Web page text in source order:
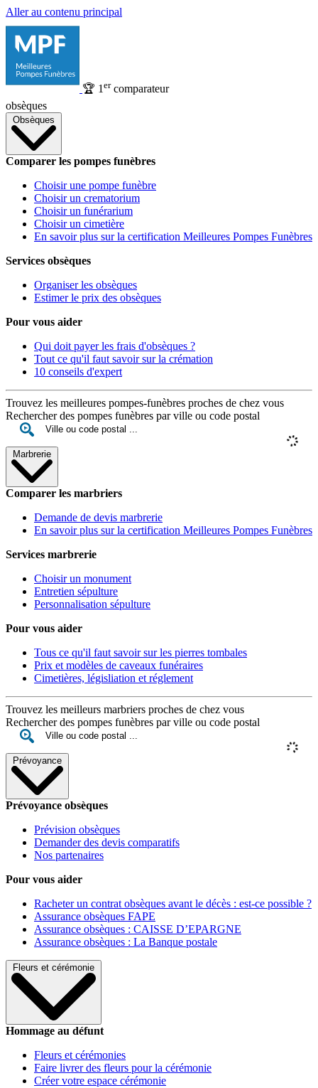
Aller au contenu principal
🏆 1 ercomparateur
obsèques
Obsèques
Comparer les pompes funèbres
Choisir une pompe funèbre
Choisir un crematorium
Choisir un funérarium
Choisir un cimetière
En savoir plus sur la certification Meilleures Pompes Funèbres
Services obsèques
Organiser les obsèques
Estimer le prix des obsèques
Pour vous aider
Qui doit payer les frais d'obsèques ?
Tout ce qu'il faut savoir sur la crémation
10 conseils d'expert
Trouvez les meilleures pompes-funèbres proches de chez vous
Rechercher des pompes funèbres par ville ou code postal
Marbrerie
Comparer les marbriers
Demande de devis marbrerie
En savoir plus sur la certification Meilleures Pompes Funèbres
Services marbrerie
Choisir un monument
Entretien sépulture
Personnalisation sépulture
Pour vous aider
Tous ce qu'il faut savoir sur les pierres tombales
Prix et modèles de caveaux funéraires
Cimetières, législiation et réglement
Trouvez les meilleurs marbriers proches de chez vous
Rechercher des pompes funèbres par ville ou code postal
Prévoyance
Prévoyance obsèques
Prévision obsèques
Demander des devis comparatifs
Nos partenaires
Pour vous aider
Racheter un contrat obsèques avant le décès : est-ce possible ?
Assurance obsèques FAPE
Assurance obsèques : CAISSE D’EPARGNE
Assurance obsèques : La Banque postale
Fleurs et cérémonie
Hommage au défunt
Fleurs et cérémonies
Faire livrer des fleurs pour la cérémonie
Créer votre espace cérémonie